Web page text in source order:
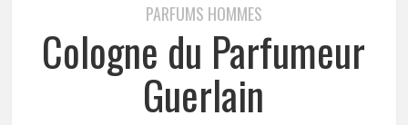
PARFUMS HOMMES
Cologne du Parfumeur
Guerlain